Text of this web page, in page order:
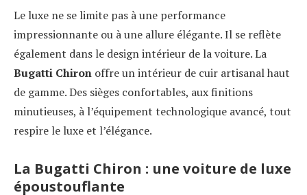
Le luxe ne se limite pas à une performance
impressionnante ou à une allure élégante. Il se reflète
également dans le design intérieur de la voiture. La
Bugatti Chiron offre un intérieur de cuir artisanal haut
de gamme. Des sièges confortables, aux finitions
minutieuses, à l’équipement technologique avancé, tout
respire le luxe et l’élégance.
La Bugatti Chiron : une voiture de luxe
époustouflante